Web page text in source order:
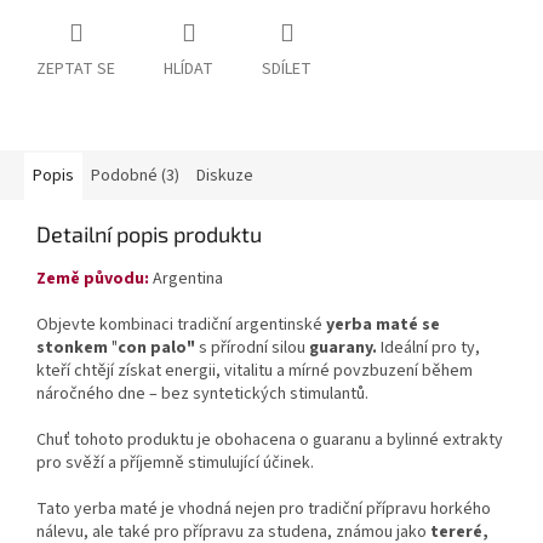
ZEPTAT SE HLÍDAT SDÍLET
Popis Podobné (3) Diskuze
Detailní popis produktu
Země původu: Argentina
Objevte kombinaci tradiční argentinské yerba maté se
stonkem "con palo" s přírodní silou guarany. Ideální pro ty,
kteří chtějí získat energii, vitalitu a mírné povzbuzení během
náročného dne – bez syntetických stimulantů.
Chuť tohoto produktu je obohacena o guaranu a bylinné extrakty
pro svěží a příjemně stimulující účinek.
Tato yerba maté je vhodná nejen pro tradiční přípravu horkého
nálevu, ale také pro přípravu za studena, známou jako tereré,